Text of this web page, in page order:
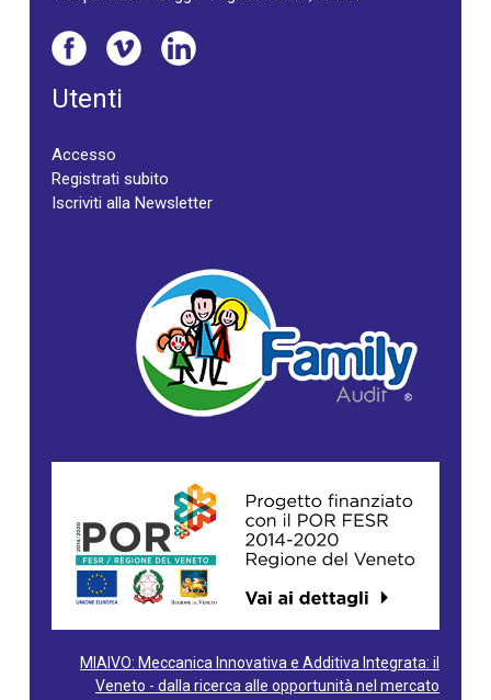
Utenti
Accesso
Registrati subito
Iscriviti alla Newsletter
MIAIVO: Meccanica Innovativa e Additiva Integrata: il
Veneto - dalla ricerca alle opportunità nel mercato